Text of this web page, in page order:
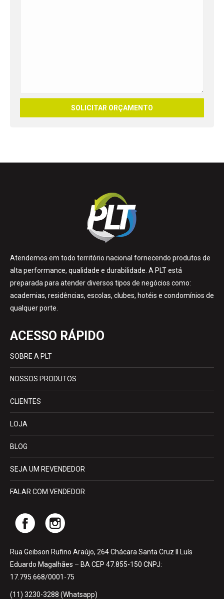
Atendemos em todo território nacional fornecendo produtos de
alta performance, qualidade e durabilidade. A PLT está
preparada para atender diversos tipos de negócios como:
academias, residências, escolas, clubes, hotéis e condomínios de
qualquer porte.
ACESSO RÁPIDO
SOBRE A PLT
NOSSOS PRODUTOS
CLIENTES
LOJA
BLOG
SEJA UM REVENDEDOR
FALAR COM VENDEDOR
Rua Geibson Rufino Araújo, 264 Chácara Santa Cruz II Luís
Eduardo Magalhães – BA CEP 47.855-150 CNPJ:
17.795.668/0001-75
(11) 3230-3288 (Whatsapp)